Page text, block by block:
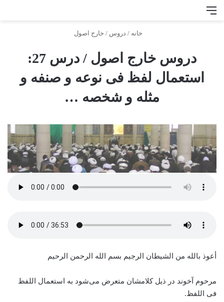
منو
خانه / دروس / خارج اصول
دروس خارج اصول / درس 27:
استعمال لفظ فى نوعه و صنفه و
مثله و شخصه …
أعوذ بالله من الشیطان الرجیم بسم الله الرحمن الرحیم
مرحوم آخوند در ذیل کلامشان متعرض می‌شود به استعمال اللفظ
فی اللفظ.